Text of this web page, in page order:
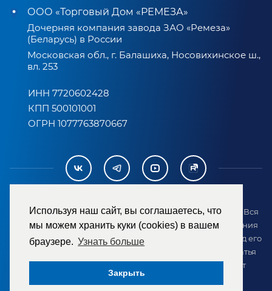
Используя наш сайт, вы соглашаетесь, что
мы можем хранить куки (cookies) в вашем
браузере. Узнать больше
Закрыть
ООО «Торговый Дом «РЕМЕЗА»
Дочерняя компания завода ЗАО «Ремеза»
(Беларусь) в России
Московская обл., г. Балашиха, Носовихинское ш.,
вл. 253
ИНН 7720602428
КПП 500101001
ОГРН 1077763870667
2007-2026 © ООО «ТД «РЕМЕЗА». Все права защищены. Вся
информация на сайте размещена в целях предоставления
возможности покупателю ознакомиться с товаром перед его
приобретением и не является публичной офертой (статья
437 ГК РФ). Внешний вид товара может отличаться от
представленного на сайте.